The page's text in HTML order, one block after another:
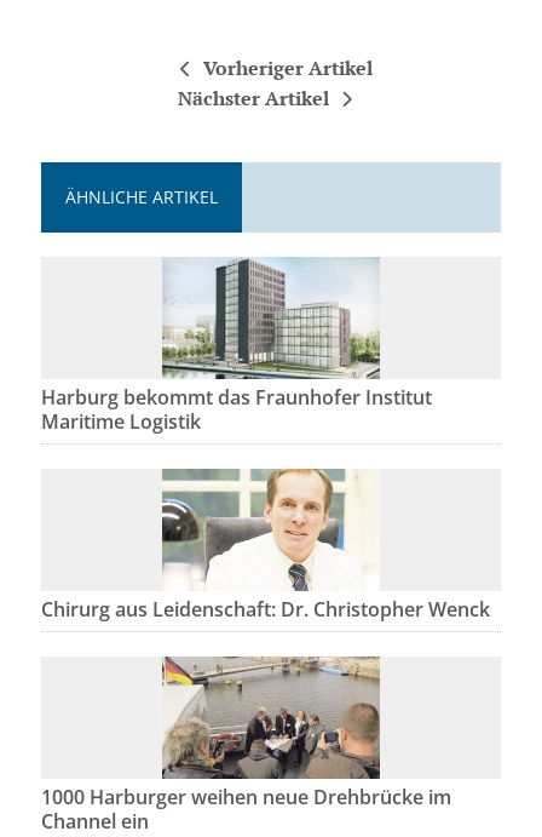
Vorheriger Artikel
Nächster Artikel
ÄHNLICHE ARTIKEL
Harburg bekommt das Fraunhofer Institut
Maritime Logistik
Chirurg aus Leidenschaft: Dr. Christopher Wenck
1000 Harburger weihen neue Drehbrücke im
Channel ein